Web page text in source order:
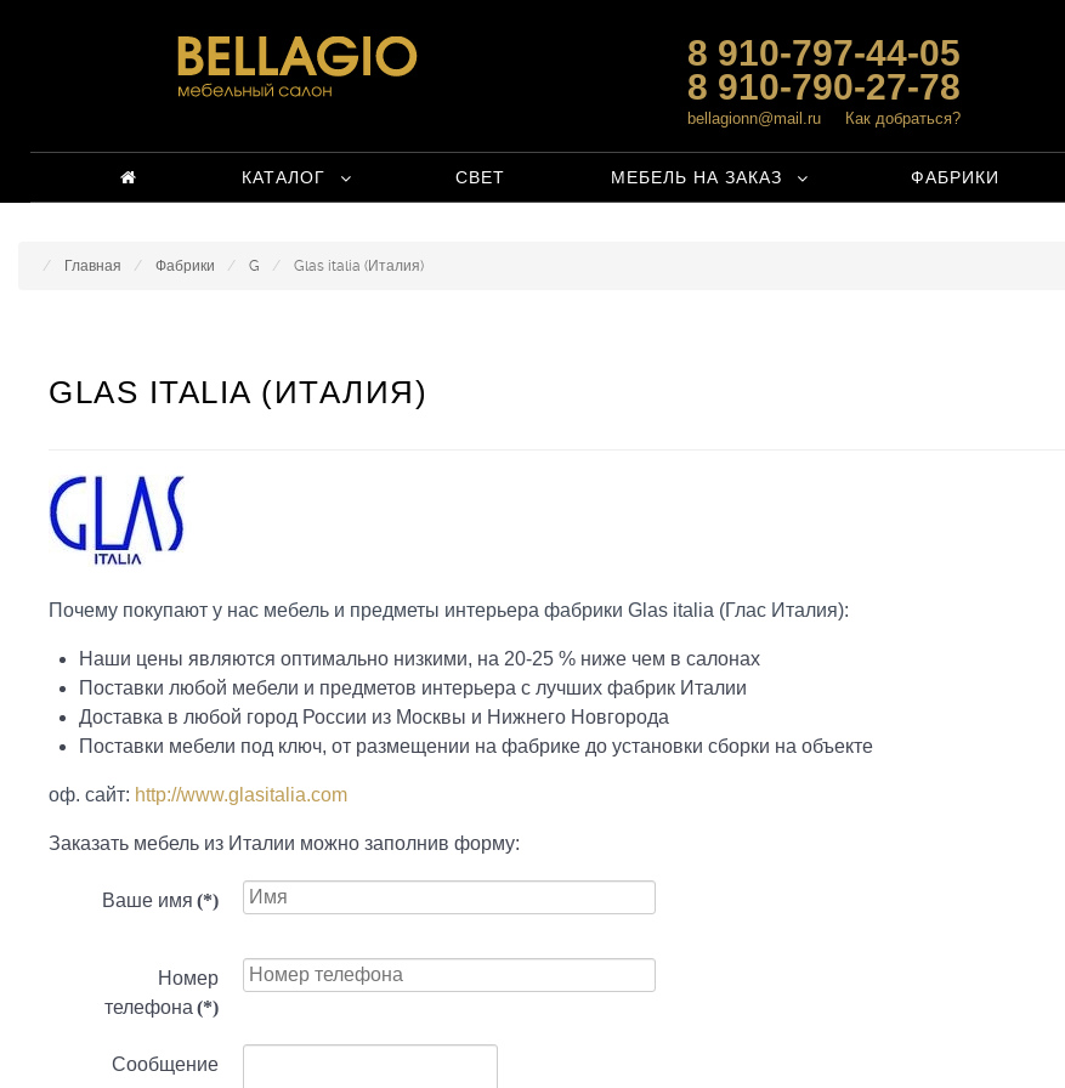
8 910-797-44-05
8 910-790-27-78
bellagionn@mail.ru Как добраться?
КАТАЛОГ СВЕТ МЕБЕЛЬ НА ЗАКАЗ ФАБРИКИ
Главная Фабрики G Glas italia (Италия)
GLAS ITALIA (ИТАЛИЯ)
Почему покупают у нас мебель и предметы интерьера фабрики Glas italia (Глас Италия):
Наши цены являются оптимально низкими, на 20-25 % ниже чем в салонах
Поставки любой мебели и предметов интерьера с лучших фабрик Италии
Доставка в любой город России из Москвы и Нижнего Новгорода
Поставки мебели под ключ, от размещении на фабрике до установки сборки на объекте
оф. сайт: http://www.glasitalia.com
Заказать мебель из Италии можно заполнив форму:
Ваше имя (*)
Номер
телефона (*)
Сообщение